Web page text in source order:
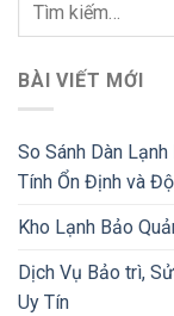
BÀI VIẾT MỚI
So Sánh Dàn
Tính Ổn Định và
Kho Lạnh Bảo
Dịch Vụ Bảo trì,
Uy Tín